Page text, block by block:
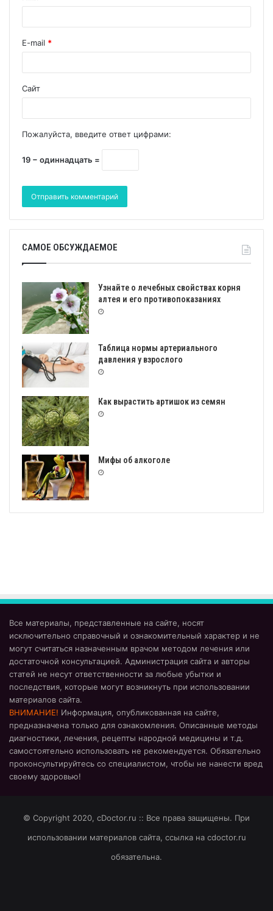
E-mail *
Сайт
Пожалуйста, введите ответ цифрами:
19 − одиннадцать =
САМОЕ ОБСУЖДАЕМОЕ
Узнайте о лечебных свойствах корня
алтея и его противопоказаниях
Таблица нормы артериального
давления у взрослого
Как вырастить артишок из семян
Мифы об алкоголе
Все материалы, представленные на сайте, носят
исключительно справочный и ознакомительный характер и не
могут считаться назначенным врачом методом лечения или
достаточной консультацией. Администрация сайта и авторы
статей не несут ответственности за любые убытки и
последствия, которые могут возникнуть при использовании
материалов сайта.
ВНИМАНИЕ! Информация, опубликованная на сайте,
предназначена только для ознакомления. Описанные методы
диагностики, лечения, рецепты народной медицины и т.д.
самостоятельно использовать не рекомендуется. Обязательно
проконсультируйтесь со специалистом, чтобы не нанести вред
своему здоровью!
© Copyright 2020, cDoctor.ru :: Все права защищены. При
использовании материалов сайта, ссылка на cdoctor.ru
обязательна.